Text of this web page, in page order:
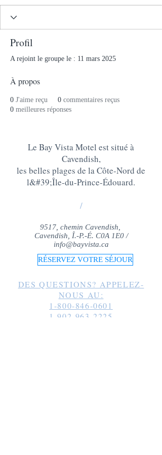
Profil
A rejoint le groupe le : 11 mars 2025
À propos
0 J'aime reçu 0 commentaires reçus
0 meilleures réponses
Le Bay Vista Motel est situé à
Cavendish,
les belles plages de la Côte-Nord de
l&#39;Île-du-Prince-Édouard.
/
9517, chemin Cavendish,
Cavendish, Î.-P.-É. C0A 1E0 /
info@bayvista.ca
RÉSERVEZ VOTRE SÉJOUR
DES QUESTIONS? APPELEZ-
NOUS AU:
1-800-846-0601
1-902-963-2225